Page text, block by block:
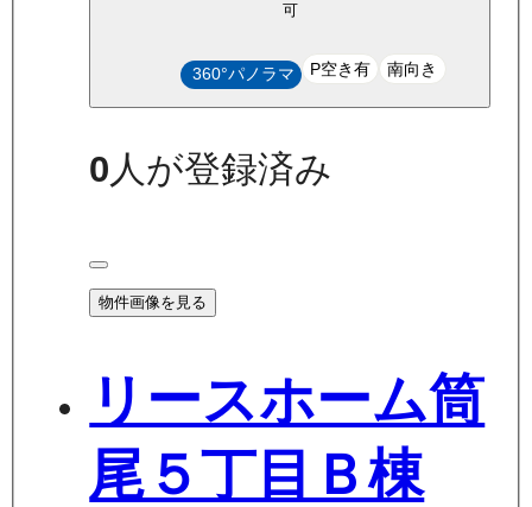
可
360°パノラマ P空き有 南向き
0人が登録済み
物件画像を見る
リースホーム筒
尾５丁目Ｂ棟